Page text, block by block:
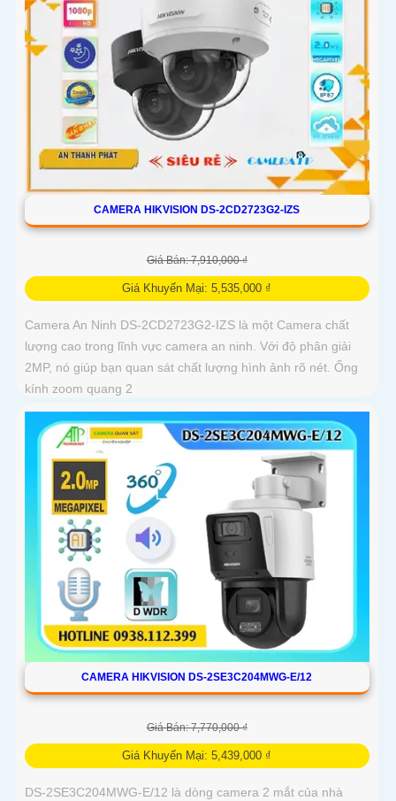
CAMERA HIKVISION DS-2CD2723G2-IZS
Giá Bán: 7,910,000 ₫
Giá Khuyến Mại: 5,535,000 ₫
Camera An Ninh DS-2CD2723G2-IZS là một Camera chất
lượng cao trong lĩnh vực camera an ninh. Với độ phân giải
2MP, nó giúp bạn quan sát chất lượng hình ảnh rõ nét. Ống
kính zoom quang 2
CAMERA HIKVISION DS-2SE3C204MWG-E/12
Giá Bán: 7,770,000 ₫
Giá Khuyến Mại: 5,439,000 ₫
DS-2SE3C204MWG-E/12 là dòng camera 2 mắt của nhà